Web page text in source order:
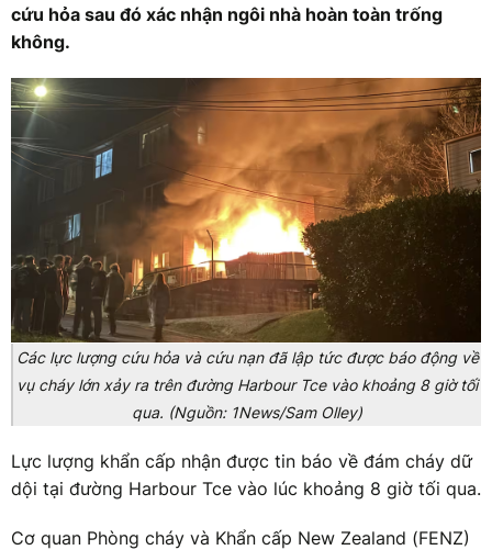
cứu hỏa sau đó xác nhận ngôi nhà hoàn toàn trống
không.
Các lực lượng cứu hỏa và cứu nạn đã lập tức được báo động về
vụ cháy lớn xảy ra trên đường Harbour Tce vào khoảng 8 giờ tối
qua. (Nguồn: 1News/Sam Olley)
Lực lượng khẩn cấp nhận được tin báo về đám cháy dữ
dội tại đường Harbour Tce vào lúc khoảng 8 giờ tối qua.
Cơ quan Phòng cháy và Khẩn cấp New Zealand (FENZ)